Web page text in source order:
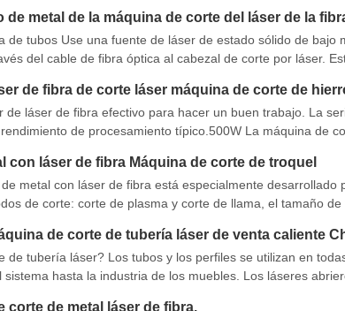
de metal de la máquina de corte del láser de la
de tubos Use una fuente de láser de estado sólido de bajo
del cable de fibra óptica al cabezal de corte por láser.
de fibra de corte láser máquina de corte de
de láser de fibra efectivo para hacer un buen trabajo. La
de procesamiento típico.500W La máquina de
con láser de fibra Máquina de corte de troquel
metal con láser de fibra está especialmente desarrollado
de corte: corte de plasma y corte de llama, el tamaño
de corte de tubería láser de venta caliente
de tubería láser? Los tubos y los perfiles se utilizan en
hasta la industria de los muebles. Los láseres
corte de metal láser de fibra.